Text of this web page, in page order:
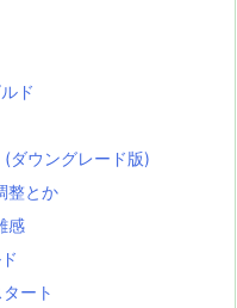
ド
ダウングレード版)
整とか
感
ート